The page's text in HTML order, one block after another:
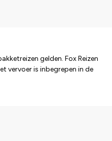
gelden. Fox Reizen
vervoer is inbegrepen in de